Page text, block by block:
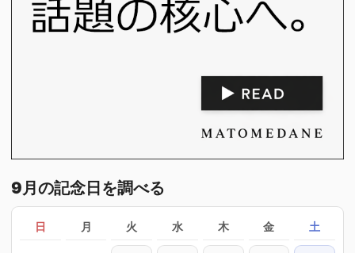
9月の記念日を調べる
日 月 火 水 木 金 土